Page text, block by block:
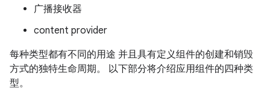
广播接收器
content provider
每种类型都有不同的用途 并且具有定义组件的创建和销毁
方式的独特生命周期。 以下部分将介绍应用组件的四种类
型。